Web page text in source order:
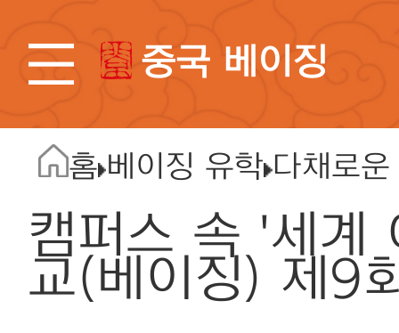
중국 베이징
홈 베이징 유학 다채로
캠퍼스 속 '세계
교(베이징) 제9